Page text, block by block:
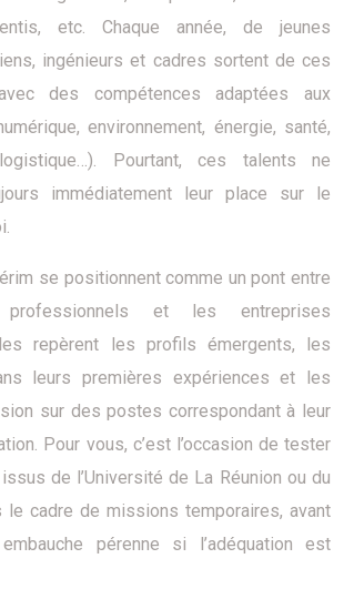
etc. Chaque année, de jeunes
ingénieurs et cadres sortent de ces
des compétences adaptées aux
environnement, énergie, santé,
logistique…). Pourtant, ces talents ne
immédiatement leur place sur le
se positionnent comme un pont entre
et les entreprises
repèrent les profils émergents, les
leurs premières expériences et les
sur des postes correspondant à leur
Pour vous, c’est l’occasion de tester
de l’Université de La Réunion ou du
le cadre de missions temporaires, avant
pérenne si l’adéquation est